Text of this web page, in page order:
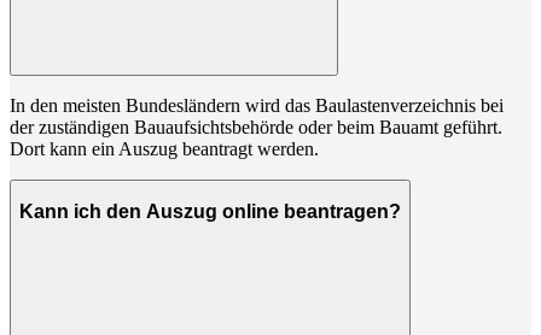
In den meisten Bundesländern wird das Baulastenverzeichnis bei
der zuständigen Bauaufsichtsbehörde oder beim Bauamt geführt.
Dort kann ein Auszug beantragt werden.
Kann ich den Auszug online beantragen?